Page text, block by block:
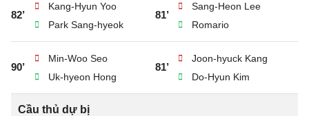
82’
Kang-Hyun Yoo
Park Sang-hyeok
81’
Sang-Heon Lee
Romario
90’
Min-Woo Seo
Uk-hyeon Hong
81’
Joon-hyuck Kang
Do-Hyun Kim
Cầu thủ dự bị